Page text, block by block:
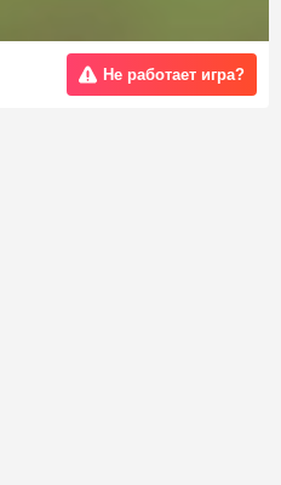
Не работает игра?